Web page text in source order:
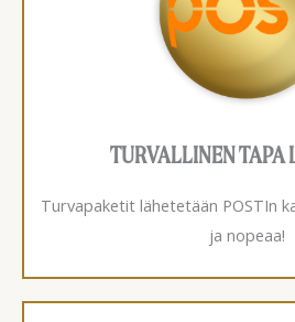
TURVALLINEN TAPA
Turvapaketit lähetetään POSTIn
ja nopeaa!